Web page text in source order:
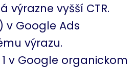
vyšší CTR.
v Google Ads
výrazu.
v Google organickom